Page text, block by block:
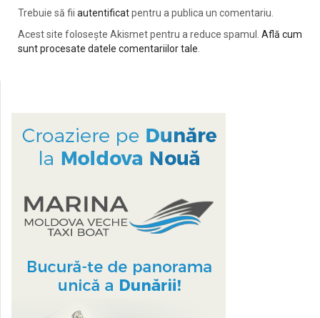
Trebuie să fii autentificatpentru a publica un comentariu.
Acest site folosește Akismet pentru a reduce spamul. Află cum
sunt procesate datele comentariilor tale